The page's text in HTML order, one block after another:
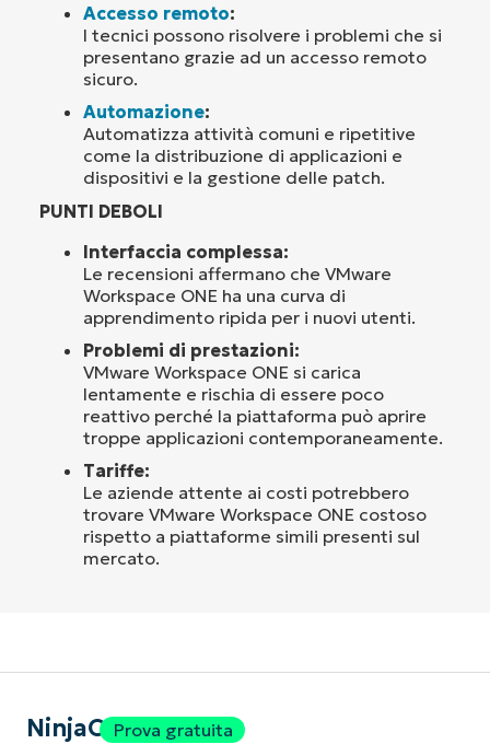
Accesso remoto:
I tecnici possono risolvere i problemi che si
presentano grazie ad un accesso remoto
sicuro.
Automazione:
Automatizza attività comuni e ripetitive
come la distribuzione di applicazioni e
dispositivi e la gestione delle patch.
PUNTI DEBOLI
Interfaccia complessa:
Le recensioni affermano che VMware
Workspace ONE ha una curva di
apprendimento ripida per i nuovi utenti.
Problemi di prestazioni:
VMware Workspace ONE si carica
lentamente e rischia di essere poco
reattivo perché la piattaforma può aprire
troppe applicazioni contemporaneamente.
Tariffe:
Le aziende attente ai costi potrebbero
trovare VMware Workspace ONE costoso
rispetto a piattaforme simili presenti sul
mercato.
NinjaOneProva gratuita